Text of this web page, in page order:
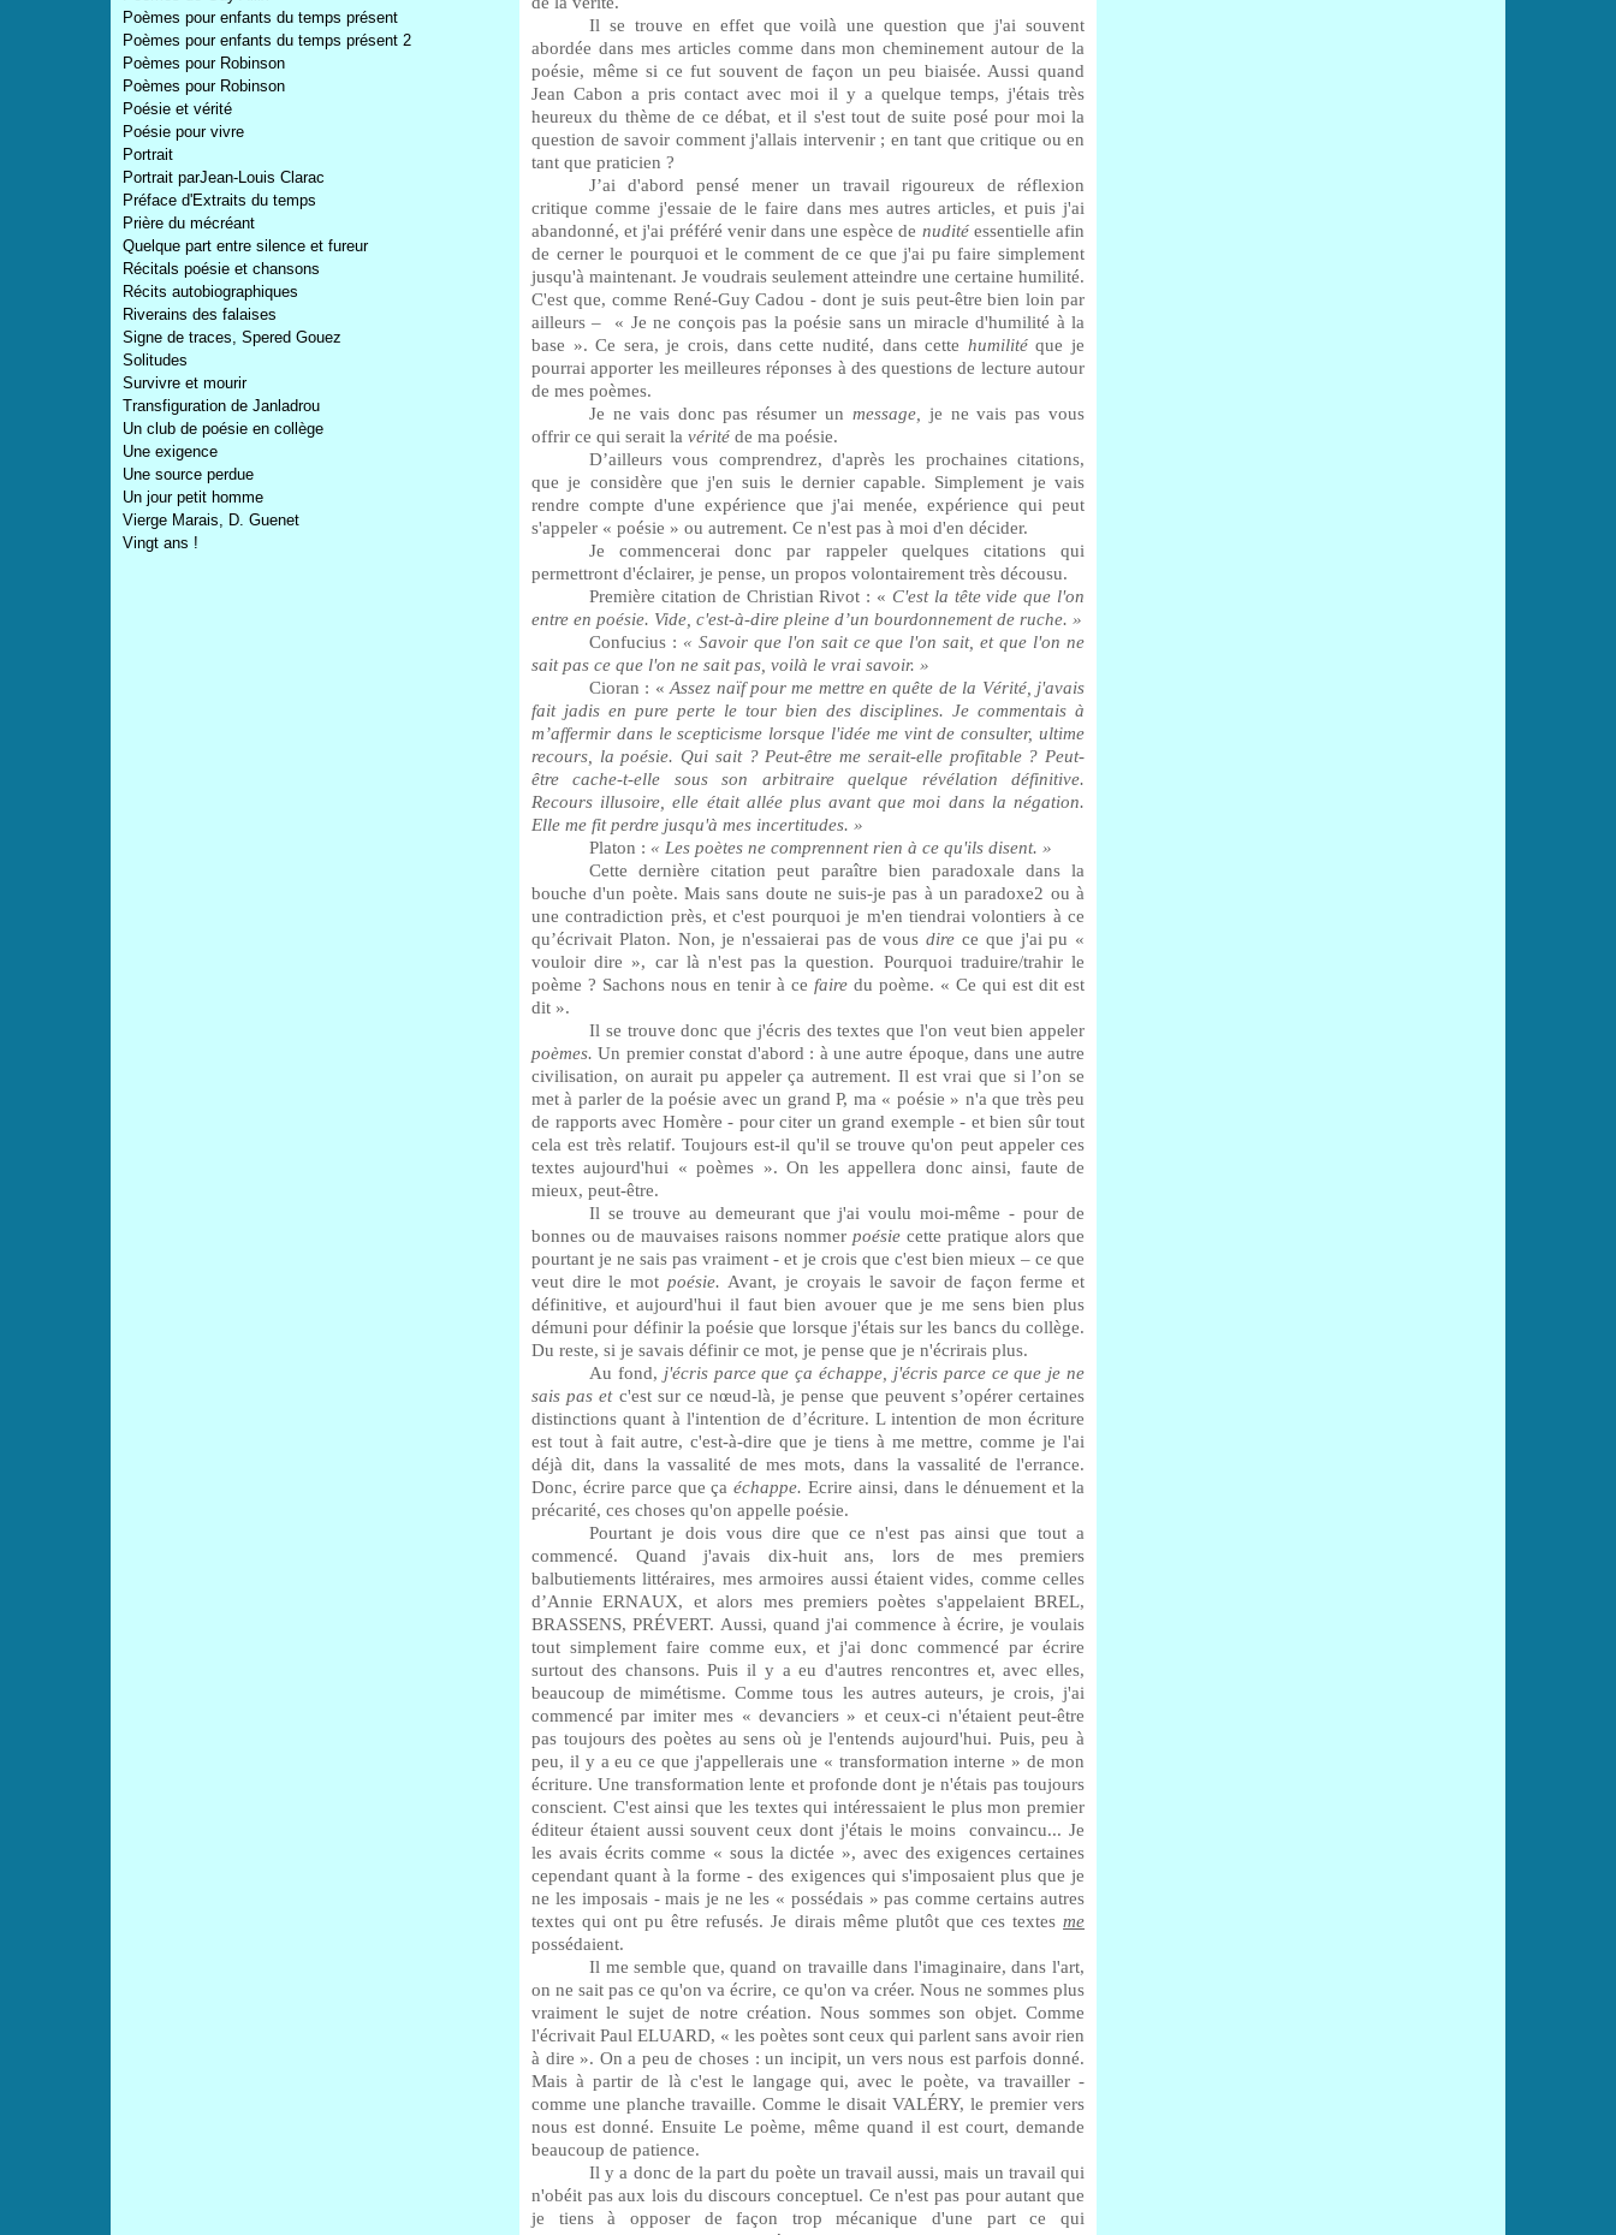
Poèmes pour enfants du temps présent
Poèmes pour enfants du temps présent 2
Poèmes pour Robinson
Poèmes pour Robinson
Poésie et vérité
Poésie pour vivre
Portrait
Portrait parJean-Louis Clarac
Préface d'Extraits du temps
Prière du mécréant
Quelque part entre silence et fureur
Récitals poésie et chansons
Récits autobiographiques
Riverains des falaises
Signe de traces, Spered Gouez
Solitudes
Survivre et mourir
Transfiguration de Janladrou
Un club de poésie en collège
Une exigence
Une source perdue
Un jour petit homme
Vierge Marais, D. Guenet
Vingt ans !
Il se trouve en effet que voilà une question que j'ai souvent
abordée dans mes articles comme dans mon cheminement autour de la
poésie, même si ce fut souvent de façon un peu biaisée. Aussi quand
Jean Cabona pris contact avec moi il y a quelque temps, j'étais très
heureux du thème de ce débat, et il s'est tout de suite posé pour moi la
question de savoir comment j'allais intervenir ; en tant que critique ou en
tant que praticien ?
J’ai d'abord pensé mener un travail rigoureux de réflexion
critique comme j'essaie de le faire dans mes autres articles, et puis j'ai
abandonné, et j'ai préféré venir dans une espèce de nudité essentielle afin
de cerner le pourquoi et le comment de ce que j'ai pu faire simplement
jusqu'à maintenant. Je voudrais seulement atteindre une certaine humilité.
C'est que, comme René-Guy Cadou - dont je suis peut-être bien loin par
ailleurs –
« Je ne conçois pas la poésie sans un miracle d'humilité à la
base ». Ce sera, je crois, dans cette nudité, dans cette humilitéque je
pourrai apporter les meilleures réponses à des questions de lecture autour
de mes poèmes.
Je ne vais donc pas résumer un message, je ne vais pas vous
offrir ce qui serait la vérité de ma poésie.
D’ailleurs vous comprendrez, d'après les prochaines citations,
que je considère que j'en suis le dernier capable. Simplement je vais
rendre compte d'une expérience que j'ai menée, expérience qui peut
s'appeler « poésie » ou autrement. Ce n'est pas à moi d'en décider.
Je commencerai donc par rappeler quelques citations qui
permettront d'éclairer, je pense, un propos volontairement très décousu.
Première citation de Christian Rivot : « C'est la tête vide que l'on
entre en poésie. Vide, c'est-à-dire pleine d’un bourdonnement de ruche. »
Confucius : « Savoir que l'on sait ce que l'on sait, et que l'on ne
sait pas ce que l'on ne sait pas, voilà le vrai savoir. »
Cioran : «Assez naïf pour me mettre en quête de la Vérité, j'avais
fait jadis en pure perte le tour bien des disciplines. Je commentais à
m’affermir dans le scepticisme lorsque l'idée me vint de consulter, ultime
recours, la poésie. Qui sait ? Peut-être me serait-elle profitable ? Peut-
être cache-t-elle sous son arbitraire quelque révélation définitive.
Recours illusoire, elle était allée plus avant que moi dans la négation.
Elle me fit perdre jusqu'à mes incertitudes. »
Platon : « Les poètes ne comprennent rien à ce qu'ils disent. »
Cette dernière citation peut paraître bien paradoxale dans la
bouche d'un poète. Mais sans doute ne suis-je pas à un paradoxe2 ou à
une contradiction près, et c'est pourquoi je m'en tiendrai volontiers à ce
qu’écrivait Platon. Non, je n'essaierai pas de vousdire ce que j'ai pu «
vouloir dire », car là n'est pas la question. Pourquoi traduire/trahir le
poème ? Sachons nous en tenir à ce faire du poème. « Ce qui est dit est
dit ».
Il se trouve donc que j'écris des textes que l'on veut bien appeler
poèmes.Un premier constat d'abord : à une autre époque, dans une autre
civilisation, on aurait pu appeler ça autrement. Il est vrai que si l’on se
met à parler de la poésie avec un grand P, ma « poésie » n'a que très peu
de rapports avec Homère - pour citer un grand exemple - et bien sûr tout
cela est très relatif. Toujours est-il qu'il se trouve qu'on peut appeler ces
textes aujourd'hui « poèmes ». On les appellera donc ainsi, faute de
mieux, peut-être.
Il se trouve au demeurant que j'ai voulu moi-même - pour de
bonnes ou de mauvaises raisons nommer poésie cette pratique alors que
pourtant je ne sais pas vraiment - et je crois que c'est bien mieux – ce que
veut dire le mot poésie. Avant, je croyais le savoir de façon ferme et
définitive, et aujourd'hui il faut bien avouer que je me sens bien plus
démuni pour définir la poésie que lorsque j'étais sur les bancs du collège.
Du reste, si je savais définir ce mot, je pense que je n'écrirais plus.
Au fond, j'écris parce que ça échappe, j'écris parce ce que je ne
sais pas et c'est sur ce nœud-là, je pense que peuvent s’opérer certaines
distinctions quant à l'intention de d’écriture. L intention de mon écriture
est tout à fait autre, c'est-à-dire que je tiens à me mettre, comme je l'ai
déjà dit, dans la vassalité de mes mots, dans la vassalité de l'errance.
Donc, écrire parce que çaéchappe.Ecrire ainsi, dans le dénuement et la
précarité, ces choses qu'on appelle poésie.
Pourtant je dois vous dire que ce n'est pas ainsi que tout a
commencé. Quand j'avais dix-huit ans, lors de mes premiers
balbutiements littéraires, mes armoires aussi étaient vides, comme celles
d’Annie ERNAUX, et alors mes premiers poètes s'appelaient BREL,
BRASSENS, PRÉVERT. Aussi, quand j'ai commence à écrire, je voulais
tout simplement faire comme eux, et j'ai donc commencé par écrire
surtout des chansons. Puis il y a eu d'autres rencontres et, avec elles,
beaucoup de mimétisme. Comme tous les autres auteurs, je crois, j'ai
commencé par imiter mes « devanciers » et ceux-ci n'étaient peut-être
pas toujours des poètes au sens où je l'entends aujourd'hui. Puis, peu à
peu, il y a eu ce que j'appellerais une « transformation interne » de mon
écriture. Une transformation lente et profonde dont je n'étais pas toujours
conscient. C'est ainsi que les textes qui intéressaient le plus mon premier
éditeur étaient aussi souvent ceux dont j'étais le moins
convaincu... Je
les avais écrits comme « sous la dictée », avec des exigences certaines
cependant quant à la forme - des exigences qui s'imposaient plus que je
ne les imposais - mais je ne les « possédais » pascommecertains autres
textes qui ont pu être refusés. Je dirais même plutôt que ces textes me
possédaient.
Il me semble que, quand on travaille dans l'imaginaire, dans l'art,
on ne sait pas ce qu'on va écrire, ce qu'on va créer. Nous ne sommes plus
vraiment le sujet de notre création. Nous sommes son objet. Comme
l'écrivait Paul ELUARD, « les poètes sont ceux qui parlent sans avoir rien
à dire ». On a peu de choses : un incipit, un vers nous est parfois donné.
Mais à partir de là c'est le langage qui, avec le poète, va travailler -
comme une planche travaille. Comme le disait VALÉRY, le premier vers
nous est donné. Ensuite Lepoème, même quand il est court, demande
beaucoup de patience.
Il y a donc de la part du poète un travail aussi, mais un travail qui
n'obéit pas aux lois du discours conceptuel. Ce n'est pas pour autant que
je tiens à opposer de façon trop mécanique d'une part ce qui